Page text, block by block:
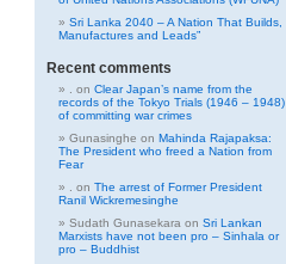
Sri Lanka 2040 – A Nation That Builds,
Manufactures and Leads”
Recent comments
on Clear Japan’s name from the
records of the Tokyo Trials (1946 – 1948)
of committing war crimes
Gunasinghe on Mahinda Rajapaksa:
The President who freed a Nation from
Fear
on The arrest of Former President
Ranil Wickremesinghe
Sudath Gunasekara on Sri Lankan
Marxists have not been pro – Sinhala or
pro – Buddhist